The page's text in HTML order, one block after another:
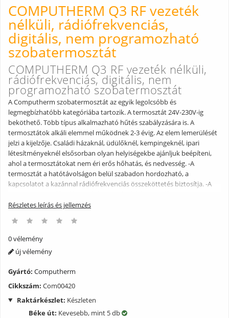
COMPUTHERM Q3 RF vezeték
nélküli, rádiófrekvenciás,
digitális, nem programozható
szobatermosztát
COMPUTHERM Q3 RF vezeték nélküli,
rádiófrekvenciás, digitális, nem
programozható szobatermosztát
A Computherm szobatermosztát az egyik legolcsóbb és
legmegbízhatóbb kategóriába tartozik. A termosztát 24V-230V-ig
beköthető. Több típus alkalmazható hűtés szabályzására is. A
termosztátok alkáli elemmel működnek 2-3 évig. Az elem lemerülését
jelzi a kijelzője. Családi házaknál, üdülőknél, kempingeknél, ipari
létesítményeknél elsősorban olyan helyiségekbe ajánljuk beépíteni,
ahol a termosztátokat nem éri erős hőhatás, és nedvesség. -A
termosztát a hatótávolságon belül szabadon hordozható, a
kapcsolatot a kazánnal rádiófrekvenciás összeköttetés biztosítja. -A
programozható, de digitális kijelzője az egyszerű, mechanikus
C° kapcsolási érzékenység!!! -0V-230 V kapcsolható feszültség A
termék részletes ismertetése: - Nem programozható, de digitális
kijelzője az egyszerü,hagyományos termosztátoknál pontosabb
hőmérsékletmérést és beállítást tesz lehetővé. - Minden olyan
szobatermosztát bekötés részére. - Rádió frekvenciás kapcsolat a
vevő és az adó között. - Kapcsolási érzékenység: 0,2 C - Kapcsolható
feszültség:24 V AC/DC....250 V AC,50 Hz, - Terhelhetőség: 5 A (3 A
Részletes leírás és jellemzés
0 vélemény
új vélemény
Gyártó: Computherm
Cikkszám: Com00420
Raktárkészlet: Készleten
Béke út: Kevesebb, mint 5 db